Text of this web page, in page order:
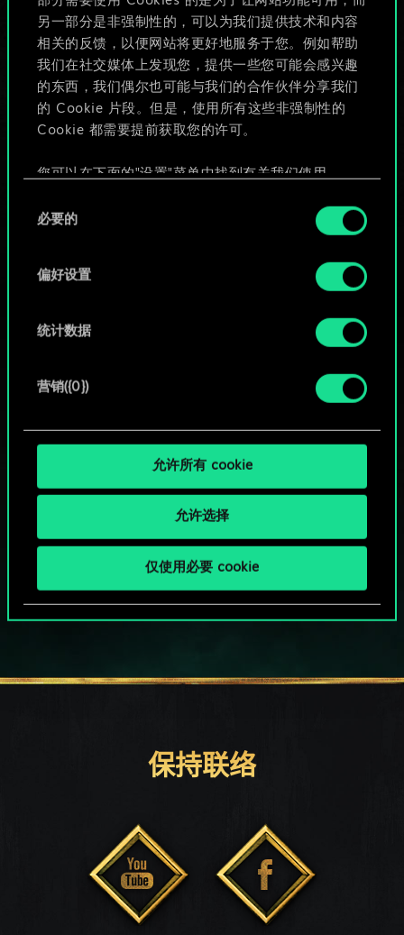
另一部分是非强制性的，可以为我们提供技术和内容
相关的反馈，以便网站将更好地服务于您。例如帮助
我们在社交媒体上发现您，提供一些您可能会感兴趣
的东西，我们偶尔也可能与我们的合作伙伴分享我们
的 Cookie 片段。但是，使用所有这些非强制性的
Cookie 都需要提前获取您的许可。
您可以在下面的"设置"菜单中找到有关我们使用
好。一旦您了解了其中的内容并准备好继续，请点
必要的
偏好设置
统计数据
营销({0})
允许所有 cookie
允许选择
仅使用必要 cookie
给牌组命名并撰写攻略
编辑牌组
或
浏览社区牌组
HOW ABOUT A ROUND OF GWENT?
PC端免费下载游玩
保持联络